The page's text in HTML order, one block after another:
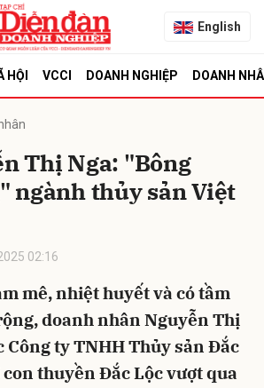
English
HỘI VCCI DOANH NGHIỆP DOANH
Thị Nga: "Bông
ngành thủy sản Việt
02:16
mê, nhiệt huyết và có tầm
doanh nhân Nguyễn Thị
Công ty TNHH Thủy sản Đắc
thuyền Đắc Lộc vượt qua
Hủy